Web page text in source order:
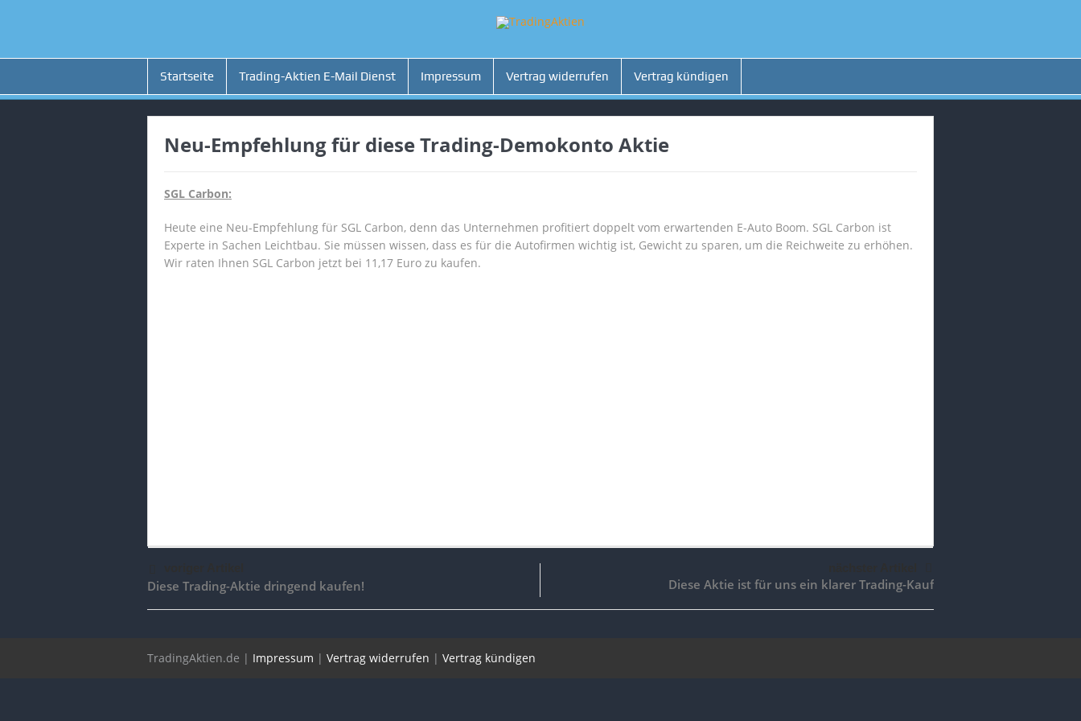
Startseite Trading-Aktien E-Mail Dienst Impressum Vertrag widerrufen Vertrag kündigen
Neu-Empfehlung für diese Trading-Demokonto Aktie
SGL Carbon:
Heute eine Neu-Empfehlung für SGL Carbon, denn das Unternehmen profitiert doppelt vom erwartenden E-Auto Boom. SGL Carbon ist
Experte in Sachen Leichtbau. Sie müssen wissen, dass es für die Autofirmen wichtig ist, Gewicht zu sparen, um die Reichweite zu erhöhen.
Wir raten Ihnen SGL Carbon jetzt bei 11,17 Euro zu kaufen.
Diese Trading-Aktie dringend kaufen! Diese Aktie ist für uns ein klarer Trading-Kauf
TradingAktien.de | Impressum | Vertrag widerrufen | Vertrag kündigen